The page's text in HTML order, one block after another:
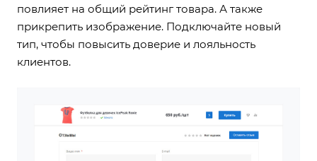
повлияет на общий рейтинг товара. А также
прикрепить изображение. Подключайте новый
тип, чтобы повысить доверие и лояльность
клиентов.